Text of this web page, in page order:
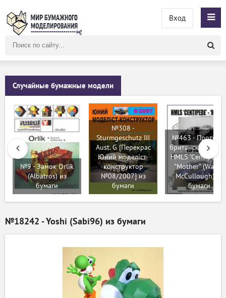
сайту
Вход
Случайные бумажные модели
№9 - Замок Orlik
(Albatros) из
бумаги
№308 -
Sturmgeschutz III
Aust. G [Перекрас
Юний моделіст-
конструктор
№08/2007] из
бумаги
№463 -
британского
HMLS "Centipede"
"Mother" (Wayne
McCullough) из
бумаги
№18242 - Yoshi (Sabi96) из бумаги